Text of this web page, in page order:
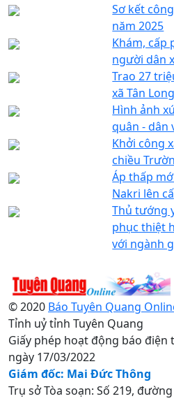
Sơ kết
năm 2025
Khám, cấp
người dân
Trao 27
xã Tân
Hình ảnh
quân - dân
Khởi công
chiều
Áp thấp
Nakri lên
Thủ tướng
phục thiệt
với ngành
© 2020 Báo Tuyên Quang
Tỉnh uỷ tỉnh Tuyên Quang
Giấy phép hoạt động báo điện
ngày 17/03/2022
Giám đốc: Mai Đức Thông
Trụ sở Tòa soạn: Số 219,